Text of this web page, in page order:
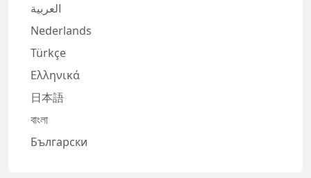
العربية
Nederlands
Türkçe
Ελληνικά
日本語
বাংলা
Български